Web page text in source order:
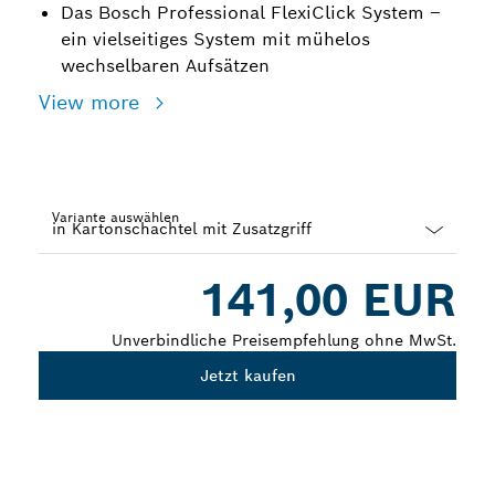
Das Bosch Professional FlexiClick System –
ein vielseitiges System mit mühelos
wechselbaren Aufsätzen
View more
Variante auswählen
141,00 EUR
Unverbindliche Preisempfehlung ohne MwSt.
Jetzt kaufen